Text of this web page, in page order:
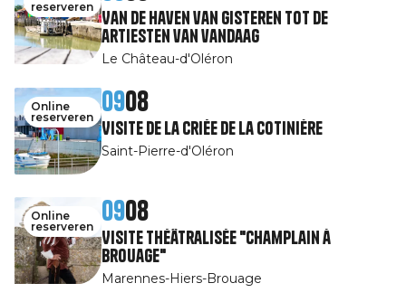
reserveren
Van de haven van gisteren tot de
artiesten van vandaag
Le Château-d'Oléron
Online
reserveren
0908
Visite de la Criée de la Cotinière
Saint-Pierre-d'Oléron
Online
reserveren
0908
Visite théâtralisée "Champlain à
Brouage"
Marennes-Hiers-Brouage